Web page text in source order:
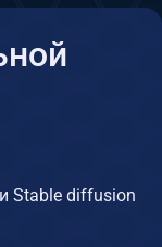
Stable diffusion